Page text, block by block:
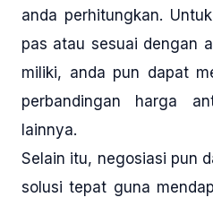
anda perhitungkan.
pas atau sesuai dengan
miliki, anda pun dapat
perbandingan harga
lainnya.
Selain itu, negosiasi pun
solusi tepat guna